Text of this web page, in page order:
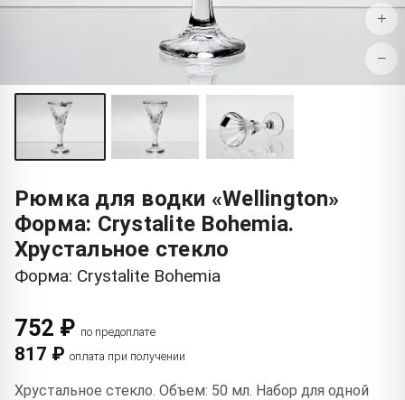
+
−
Рюмка для водки «Wellington»
Форма: Crystalite Bohemia.
Хрустальное стекло
Форма: Crystalite Bohemia
752 ₽ по предоплате
817 ₽ оплата при получении
Хрустальное стекло. Объем: 50 мл. Набор для одной